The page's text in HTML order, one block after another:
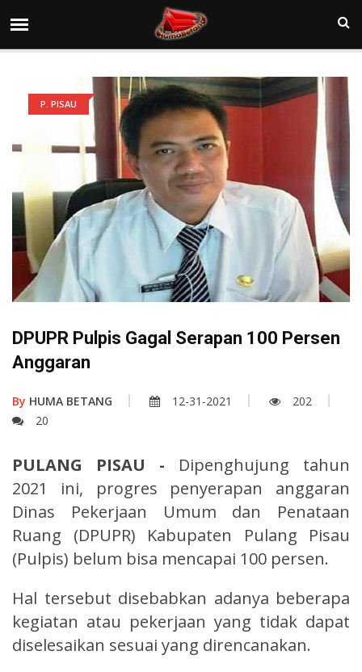
P. PISAU
DPUPR Pulpis Gagal Serapan 100 Persen
Anggaran
By HUMA BETANG 12-31-2021
202
20
PULANG PISAU - Dipenghujung tahun
2021 ini, progres penyerapan anggaran
Dinas Pekerjaan Umum dan Penataan
Ruang (DPUPR) Kabupaten Pulang Pisau
(Pulpis) belum bisa mencapai 100 persen.
Hal tersebut disebabkan adanya beberapa
kegiatan atau pekerjaan yang tidak dapat
diselesaikan sesuai yang direncanakan.